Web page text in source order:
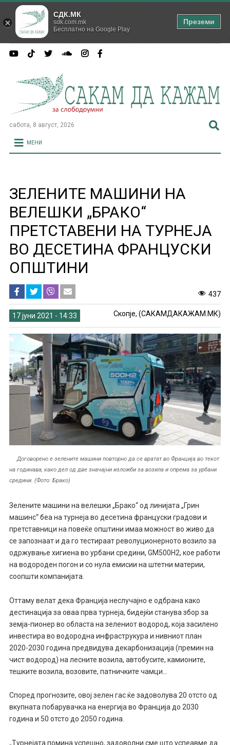
сабота, 8 август, 2026
МЕНИ
ЗЕЛЕНИТЕ МАШИНИ НА
ВЕЛЕШКИ „БРАКО“
ПРЕТСТАВЕНИ НА ТУРНЕЈА
ВО ДЕСЕТИНА ФРАНЦУСКИ
ОПШТИНИ
437
17 јуни 2021 - 14:33 Скопје, (САКАМДАКАЖАМ.МК)
Договорено е зелените машини повторно да се вратат во Франција во текот
на годинава, како дел од две значајни изложби за возила и опрема за урбани
средини. (Фото: Брако)
Зелените машини на велешки „Брако“ од линијата „Грин
машинс“ беа на турнеја во десетина француски градови и
претставници на повеќе општини имаа можност во живо да
се запознаат и да го тестираат револуционерното возило за
одржување хигиена во урбани средини, GM500H2, кое работи
на водороден погон и со нула емисии на штетни материи,
соопшти компанијата.
Оттаму велат дека Франција неслучајно е одбрана како
дестинација за оваа прва турнеја, бидејќи станува збор за
земја-пионер во областа на зелениот водород, која засилено
инвестира во водородна инфраструкура и нивниот план
2020-2030 година предвидува декарбонизација (премин на
чист водород) на лесните возила, автобусите, камионите,
тешките возила, возовите, патничките чамци…
Според прогнозите, овој зелен гас ќе задоволува 20 отсто од
вкупната побарувачка на енергија во Франција до 2030
година и 50 отсто до 2050 година.
„Турнејата помина успешно, задоволни сме што успеавме да
СДК.МК
sdk.com.mk
Бесплатно на Google Play
Преземи